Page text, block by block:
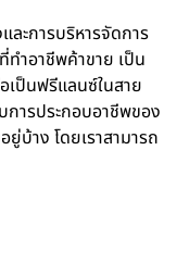
ละการบริหารจัดการ
ำอาชีพค้าขาย เป็น
เป็นฟรีแลนซ์ในสาย
ารประกอบอาชีพของ
บ้าง โดยเราสามารถ